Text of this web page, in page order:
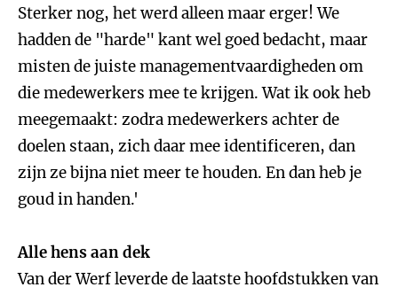
Sterker nog, het werd alleen maar erger! We
hadden de "harde" kant wel goed bedacht, maar
misten de juiste managementvaardigheden om
die medewerkers mee te krijgen. Wat ik ook heb
meegemaakt: zodra medewerkers achter de
doelen staan, zich daar mee identificeren, dan
zijn ze bijna niet meer te houden. En dan heb je
goud in handen.'
Alle hens aan dek
Van der Werf leverde de laatste hoofdstukken van